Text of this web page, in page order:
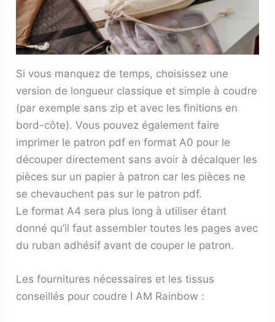
Si vous manquez de temps, choisissez une
version de longueur classique et simple à coudre
(par exemple sans zip et avec les finitions en
bord-côte). Vous pouvez également faire
imprimer le patron pdf en format A0 pour le
découper directement sans avoir à décalquer les
pièces sur un papier à patron car les pièces ne
se chevauchent pas sur le patron pdf.
Le format A4 sera plus long à utiliser étant
donné qu’il faut assembler toutes les pages avec
du ruban adhésif avant de couper le patron.
Les fournitures nécessaires et les tissus
conseillés pour coudre I AM Rainbow :